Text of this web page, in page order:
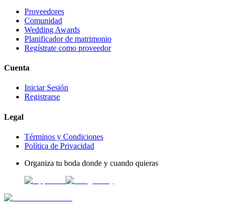
Proveedores
Comunidad
Wedding Awards
Planificador de matrimonio
Regístrate como proveedor
Cuenta
Iniciar Sesión
Registrarse
Legal
Términos y Condiciones
Política de Privacidad
Organiza tu boda donde y cuando quieras